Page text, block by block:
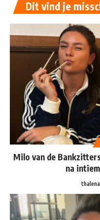
Dit vind je
Milo van de
na
thalena